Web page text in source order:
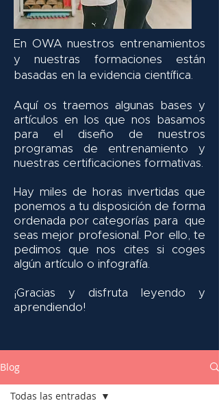
En OWA nuestros entrenamientos
y nuestras formaciones están
basadas en la evidencia científica.
Aquí os traemos algunas bases y
artículos en los que nos basamos
para el diseño de nuestros
programas de entrenamiento y
nuestras certificaciones formativas.
Hay miles de horas invertidas que
ponemos a tu disposición de forma
ordenada por categorías para que
seas mejor profesional. Por ello, te
pedimos que nos cites si coges
algún artículo o infografía.
¡Gracias y disfruta leyendo y
aprendiendo!
Blog
Todas las entradas